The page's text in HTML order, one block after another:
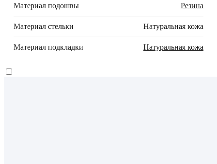
Материал подошвы Резина
Материал стельки Натуральная кожа
Материал подкладки Натуральная кожа